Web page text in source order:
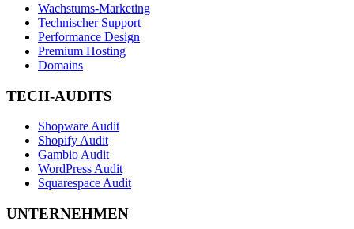
Wachstums-Marketing
Technischer Support
Performance Design
Premium Hosting
Domains
TECH-AUDITS
Shopware Audit
Shopify Audit
Gambio Audit
WordPress Audit
Squarespace Audit
UNTERNEHMEN